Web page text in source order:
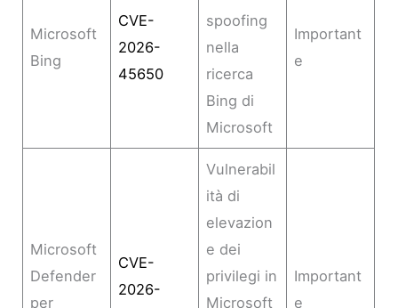
Microsoft
Bing
CVE-
2026-
45650
spoofing
nella
ricerca
Bing di
Microsoft
Important
e
Microsoft
Defender
per
CVE-
2026-
Vulnerabil
ità di
elevazion
e dei
privilegi in
Microsoft
Important
e